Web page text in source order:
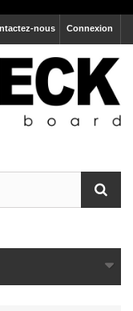
Connexion
nous